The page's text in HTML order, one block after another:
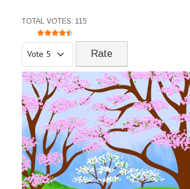
DOWNLOAD
USER RATING: 4.5/
TOTAL VOTES: 115